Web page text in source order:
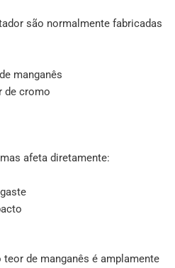
são normalmente fabricadas
manganês
de cromo
afeta diretamente:
de manganês é amplamente